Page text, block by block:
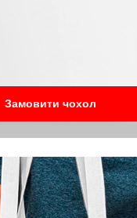
Замовити чохол